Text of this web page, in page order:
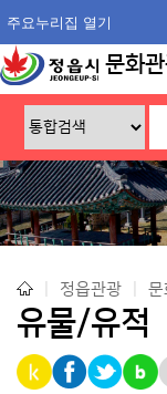
주요누리집 열기
문화
정읍관광 문
유물/유적